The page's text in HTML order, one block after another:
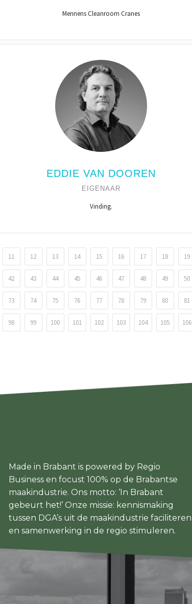
Mennens Cleanroom Cranes
EDDIE VAN DOOREN
EIGENAAR
Vinding.
11 12 13 14 15 16 17 18 19
42 43 44 45 46 47 48 49 50
73 74 75 76 77 78 79 80 81
98 99 100 101 102 103 104 105 106
Made in Brabant is powered by Regio
Business en focust 100% op de Brabantse
maakindustrie. Ons motto: ‘In Brabant
gebeurt het!’ Onze missie: kennismaking
tussen DGA’s uit de maakindustrie faciliteren
en samenwerking in de regio stimuleren.